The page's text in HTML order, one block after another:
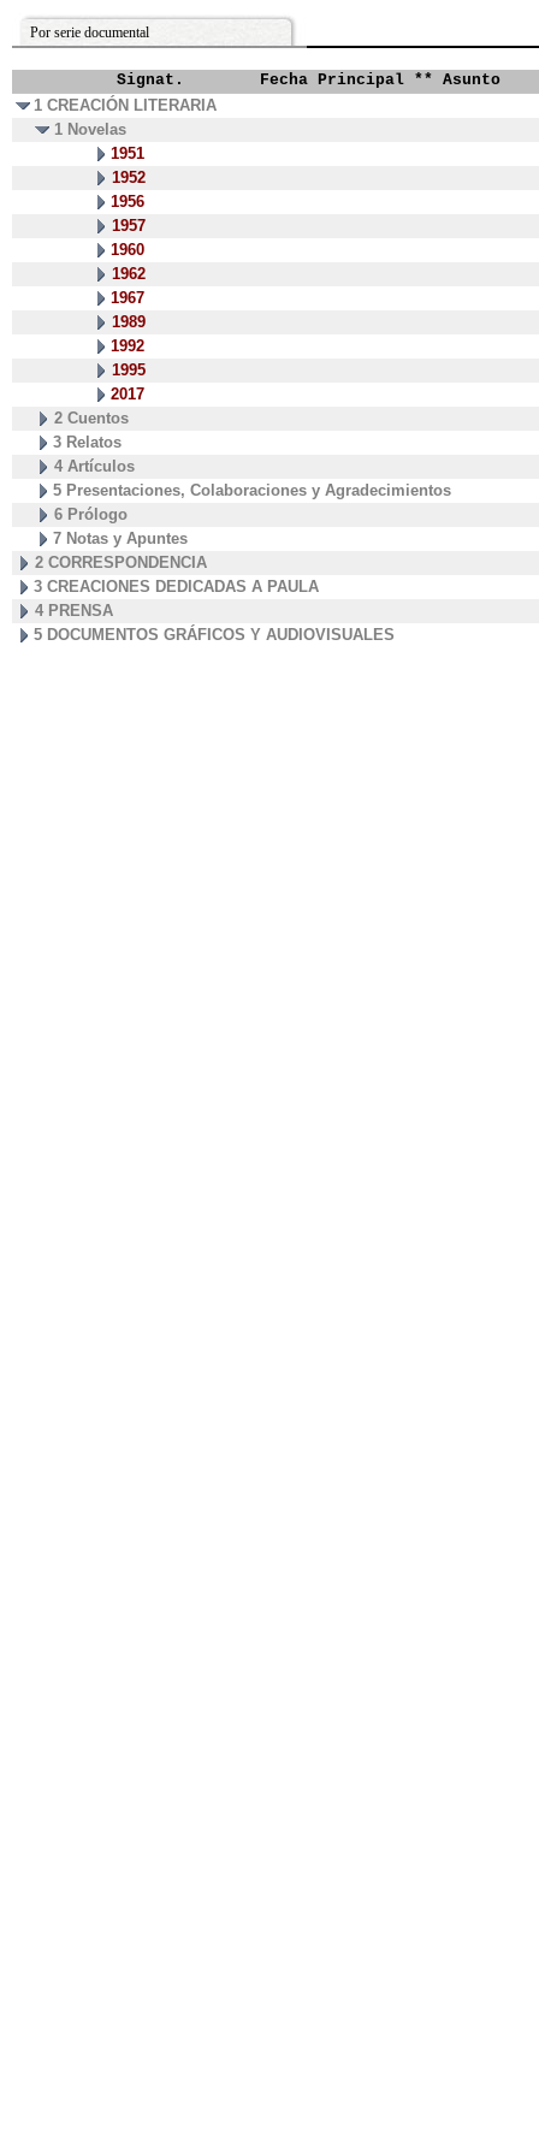
Por serie documental
Signat.
Fecha Principal ** Asunto
1 CREACIÓN LITERARIA
1 Novelas
1951
1952
1956
1957
1960
1962
1967
1989
1992
1995
2017
2 Cuentos
3 Relatos
4 Artículos
5 Presentaciones, Colaboraciones y Agradecimientos
6 Prólogo
7 Notas y Apuntes
2 CORRESPONDENCIA
3 CREACIONES DEDICADAS A PAULA
4 PRENSA
5 DOCUMENTOS GRÁFICOS Y AUDIOVISUALES